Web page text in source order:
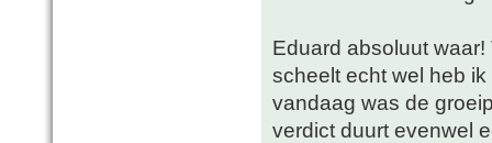
Eduard absoluut
scheelt echt wel heb
vandaag was de
verdict duurt evenwel